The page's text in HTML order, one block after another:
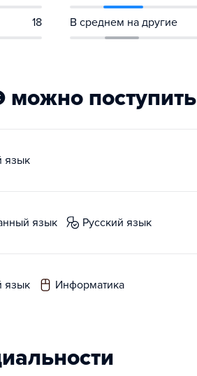
18 В среднем на другие
поступить
язык
язык русский язык
язык информатика